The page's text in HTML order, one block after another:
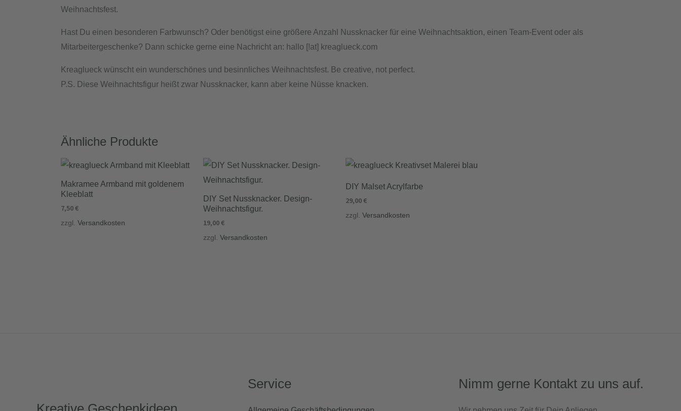
Weihnachtsfest.
Hast Du einen besonderen Farbwunsch? Oder benötigst eine größere Anzahl Nussknacker für eine Weihnachtsaktion, einen Team-Event oder als
Mitarbeitergeschenke? Dann schicke gerne eine Nachricht an: hallo [!at] kreaglueck.com
Kreaglueck wünscht ein wunderschönes und besinnliches Weihnachtsfest. Be creative, not perfect.
P.S. Diese Weihnachtsfigur heißt zwar Nussknacker, kann aber keine Nüsse knacken.
Ähnliche Produkte
Makramee Armband mit goldenem
Kleeblatt
7,50€
zzgl. Versandkosten
DIY Set Nussknacker. Design-
Weihnachtsfigur.
19,00€
zzgl. Versandkosten
DIY Malset Acrylfarbe
29,00€
zzgl. Versandkosten
Service Nimm gerne Kontakt zu uns auf.